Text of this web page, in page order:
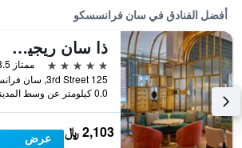
أفضل الفنادق في سان فرانسسكو
ذا سان ريجيس سان فرانسيسكو
5 نجوم
ممتاز 8.5
0.0 كيلومتر عن وسط المدينة
2,103 ﷼
عرض